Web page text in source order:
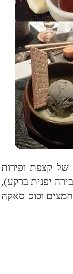
של קצפת ופירות
יפנית ברקע),
וכוס סאקה